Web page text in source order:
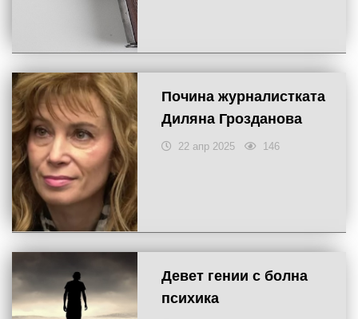
Почина журналистката
Диляна Грозданова
22 апр 2025 146
Девет гении с болна
психика